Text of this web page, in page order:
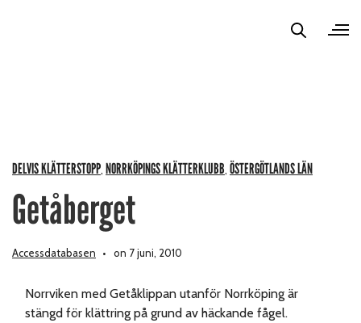
DELVIS KLÄTTERSTOPP, NORRKÖPINGS KLÄTTERKLUBB, ÖSTERGÖTLANDS LÄN
Getåberget
Accessdatabasen on 7 juni, 2010
Norrviken med Getåklippan utanför Norrköping är
stängd för klättring på grund av häckande fågel.